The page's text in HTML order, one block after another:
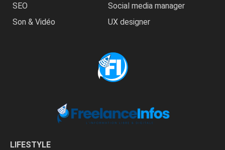
SEO
Social media manager
Son & Vidéo
UX designer
LIFESTYLE